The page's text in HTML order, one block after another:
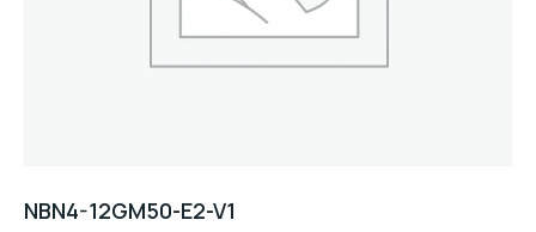
NBN4-12GM50-E2-V1